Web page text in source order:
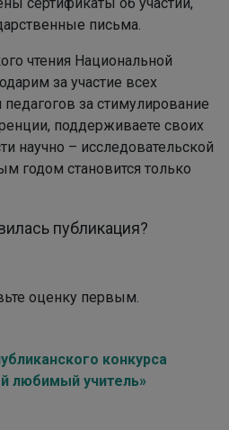
письма.
чтения Национальной
за участие всех
педагогов за стимулирование
поддерживаете своих
научно – исследовательской
годом становится только
публикация?
оценку первым.
конкурса
любимый учитель»